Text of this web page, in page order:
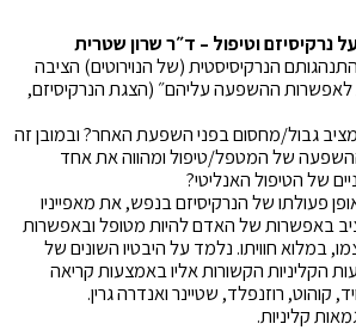
הנרקיסיסטית (של הנוירוטים) הציבה
ההשפעה עליהם״ (הצגת הנרקיסיזם,
גבול/מחסום בפני השפעת האחר? ובמובן זה
של המטפל/טיפול ומהווה את אחד
של הטיפול האנליטי?
פעולתו של הנרקיסיזם בנפש, את מאפייניו
באפשרות של האדם להיות מטופל ובאפשרות
במלוא חוויתו. נלמד על היבטיו השונים של
הקליניות הקשורות אליו באמצעות קריאה
קוהוט, רוזנפלד, שטיינר ואנדרה גרין.
קליניות.